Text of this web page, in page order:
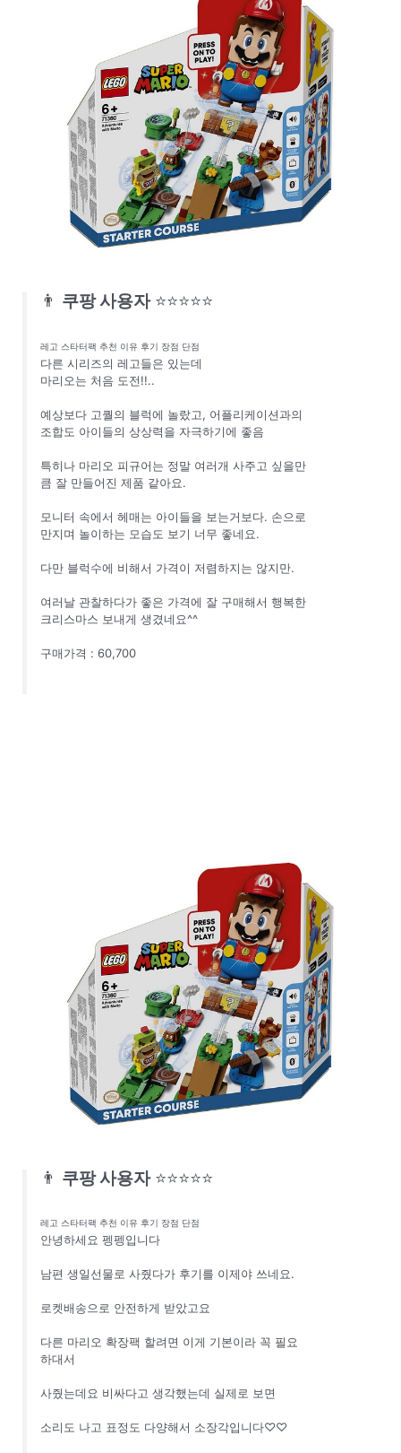
👨 쿠팡 사용자 ⭐⭐⭐⭐⭐
레고 스타터팩 추천 이유 후기 장점 단점
다른 시리즈의 레고들은 있는데
마리오는 처음 도전!!..
예상보다 고퀄의 블럭에 놀랐고, 어플리케이션과의
조합도 아이들의 상상력을 자극하기에 좋음
특히나 마리오 피규어는 정말 여러개 사주고 싶을만
큼 잘 만들어진 제품 같아요.
모니터 속에서 헤매는 아이들을 보는거보다. 손으로
만지며 놀이하는 모습도 보기 너무 좋네요.
다만 블럭수에 비해서 가격이 저렴하지는 않지만.
여러날 관찰하다가 좋은 가격에 잘 구매해서 행복한
크리스마스 보내게 생겼네요^^
구매가격 : 60,700
👨 쿠팡 사용자 ⭐⭐⭐⭐⭐
레고 스타터팩 추천 이유 후기 장점 단점
안녕하세요 펭펭입니다
남편 생일선물로 사줬다가 후기를 이제야 쓰네요.
로켓배송으로 안전하게 받았고요
다른 마리오 확장팩 할려면 이게 기본이라 꼭 필요
하대서
사줬는데요 비싸다고 생각했는데 실제로 보면
소리도 나고 표정도 다양해서 소장각입니다♡♡